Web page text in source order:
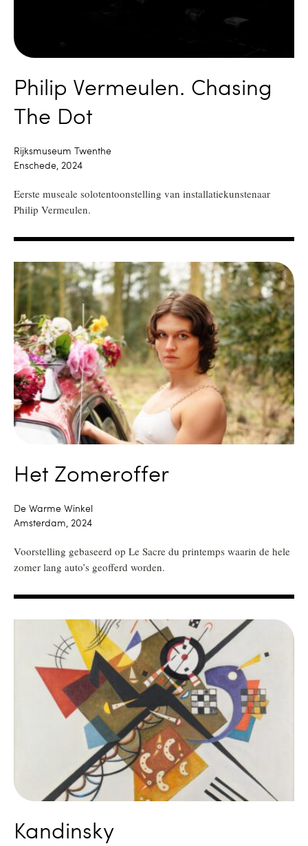
Philip Vermeulen. Chasing
The Dot
Rijksmuseum Twenthe
Enschede, 2024
Eerste museale solotentoonstelling van installatiekunstenaar
Philip Vermeulen.
Het Zomeroffer
De Warme Winkel
Amsterdam, 2024
Voorstelling gebaseerd op Le Sacre du printemps waarin de hele
zomer lang auto’s geofferd worden.
Kandinsky